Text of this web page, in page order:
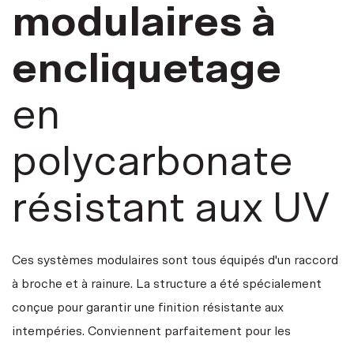
modulaires à
encliquetage
en
polycarbonate
résistant aux UV
Ces systèmes modulaires sont tous équipés d'un raccord
à broche et à rainure. La structure a été spécialement
conçue pour garantir une finition résistante aux
intempéries. Conviennent parfaitement pour les